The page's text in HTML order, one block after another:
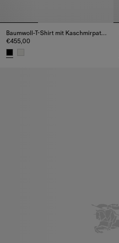
Baumwoll-T-Shirt mit Kaschmirpatch in Check
€455,00